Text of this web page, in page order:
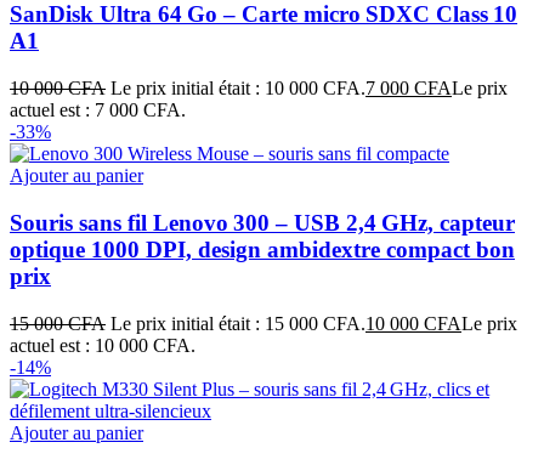
SanDisk Ultra 64 Go – Carte micro SDXC Class 10
A1
10 000CFA Le prix initial était : 10 000 CFA.7 000 CFALe prix
actuel est : 7 000 CFA.
-33%
Ajouter au panier
Souris sans fil Lenovo 300 – USB 2,4 GHz, capteur
optique 1000 DPI, design ambidextre compact bon
prix
15 000CFA Le prix initial était : 15 000 CFA.10 000 CFALe prix
actuel est : 10 000 CFA.
-14%
Ajouter au panier